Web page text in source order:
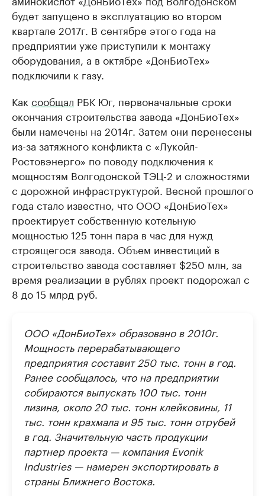
будет запущено в эксплуатацию во втором
квартале 2017г. В сентябре этого года на
предприятии уже приступили к монтажу
оборудования, а в октябре «ДонБиоТех»
подключили к газу.
Как сообщал РБК Юг, первоначальные сроки
окончания строительства завода «ДонБиоТех»
были намечены на 2014г. Затем они перенесены
из-за затяжного конфликта с «Лукойл-
Ростовэнерго» по поводу подключения к
мощностям Волгодонской ТЭЦ-2 и сложностями
с дорожной инфраструктурой. Весной прошлого
года стало известно, что ООО «ДонБиоТех»
проектирует собственную котельную
мощностью 125 тонн пара в час для нужд
строящегося завода. Объем инвестиций в
строительство завода составляет $250 млн, за
время реализации в рублях проект подорожал с
8 до 15 млрд руб.
ООО «ДонБиоТех» образовано в 2010г.
Мощность перерабатывающего
предприятия составит 250 тыс. тонн в год.
Ранее сообщалось, что на предприятии
собираются выпускать 100 тыс. тонн
лизина, около 20 тыс. тонн клейковины, 11
тыс. тонн крахмала и 95 тыс. тонн отрубей
в год. Значительную часть продукции
партнер проекта — компания Evonik
Industries — намерен экспортировать в
страны Ближнего Востока.